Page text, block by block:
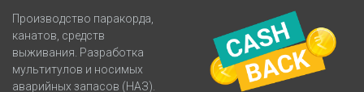
Производство паракорда,
канатов, средств
выживания. Разработка
мультитулов и носимых
аварийных запасов (НАЗ).